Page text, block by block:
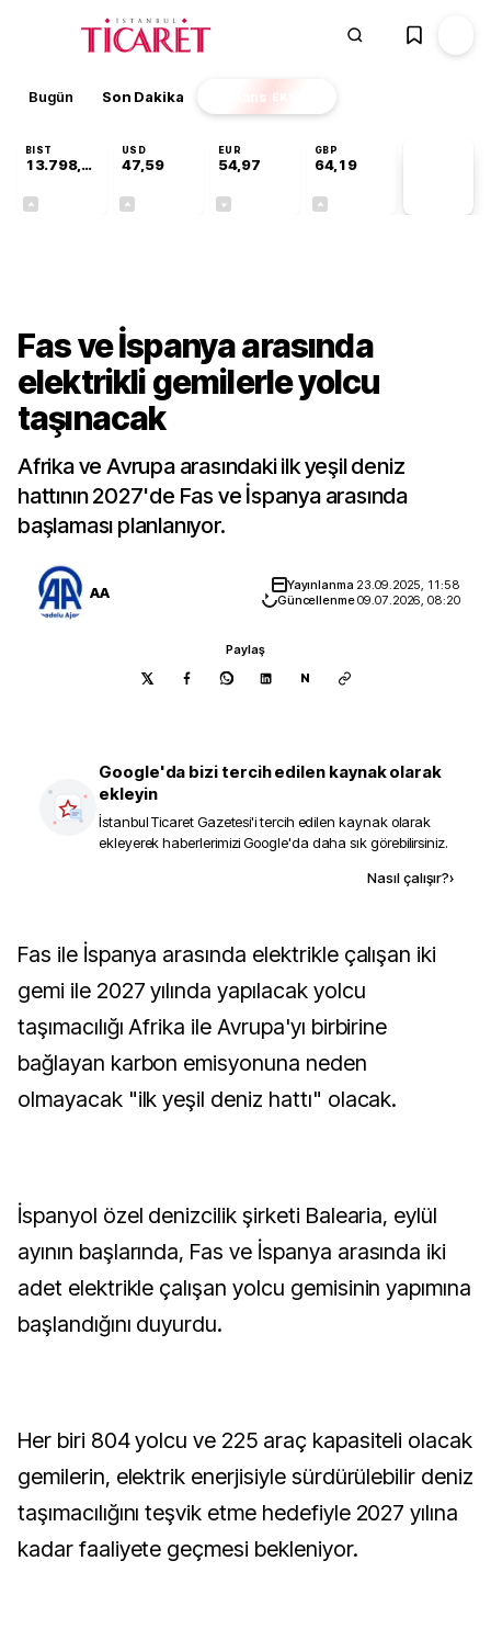
Bugün Son Dakika Finans EKSTRA
BIST
13.798,82
USD
47,59
EUR
54,97
GBP
64,19
Fas ve İspanya arasında
elektrikli gemilerle yolcu
taşınacak
Afrika ve Avrupa arasındaki ilk yeşil deniz
hattının 2027'de Fas ve İspanya arasında
başlaması planlanıyor.
AA Yayınlanma 23.09.2025, 11:58
Güncellenme09.07.2026, 08:20
Paylaş
N
Google'da bizi tercih edilen kaynak olarak
ekleyin
İstanbul Ticaret Gazetesi'i tercih edilen kaynak olarak
ekleyerek haberlerimizi Google'da daha sık görebilirsiniz.
Nasıl çalışır?›
Fas ile İspanya arasında elektrikle çalışan iki
gemi ile 2027 yılında yapılacak yolcu
taşımacılığı Afrika ile Avrupa'yı birbirine
bağlayan karbon emisyonuna neden
olmayacak "ilk yeşil deniz hattı" olacak.
İspanyol özel denizcilik şirketi Balearia, eylül
ayının başlarında, Fas ve İspanya arasında iki
adet elektrikle çalışan yolcu gemisinin yapımına
başlandığını duyurdu.
Her biri 804 yolcu ve 225 araç kapasiteli olacak
gemilerin, elektrik enerjisiyle sürdürülebilir deniz
taşımacılığını teşvik etme hedefiyle 2027 yılına
kadar faaliyete geçmesi bekleniyor.